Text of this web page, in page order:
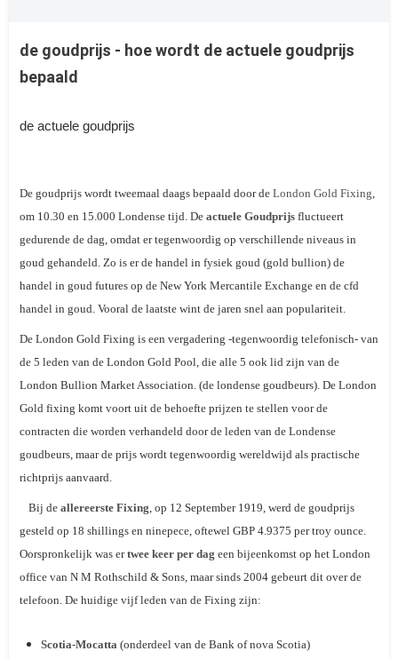
de goudprijs - hoe wordt de actuele goudprijs
bepaald
de actuele goudprijs
De goudprijs wordt tweemaal daags bepaald door de London Gold Fixing
om 10.30 en 15.000 Londense tijd. De actuele Goudprijs fluctueert
gedurende de dag, omdat er tegenwoordig op verschillende niveaus in
goud gehandeld. Zo is er de handel in fysiek goud (gold bullion) de
handel in goud futures op de New York Mercantile Exchange en de cfd
handel in goud. Vooral de laatste wint de jaren snel aan populariteit.
De London Gold Fixing is een vergadering -tegenwoordig telefonisch- van
de 5 leden van de London Gold Pool , die alle 5 ook lid zijn van de
London Bullion Market Association . (de londense goudbeurs). De London
Gold fixing komt voort uit de behoefte prijzen te stellen voor de
contracten die worden verhandeld door de leden van de Londense
goudbeurs, maar de prijs wordt tegenwoordig wereldwijd als practische
richtprijs aanvaard.
Bij de allereerste Fixing , op 12 September 1919, werd de goudprijs
gesteld op 18 shillings en ninepece, oftewel GBP 4.9375 per troy ounce.
Oorspronkelijk was ertwee keer per dag een bijeenkomst op het London
office van N M Rothschild & Sons, maar sinds 2004 gebeurt dit over de
telefoon. De huidige vijf leden van de Fixing zijn:
Scotia-Mocatta (onderdeel van de Bank of nova Scotia)